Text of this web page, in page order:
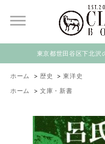
東京都世田谷区下北沢
ホーム > 歴史 >東洋史
ホーム
> 文庫・新書